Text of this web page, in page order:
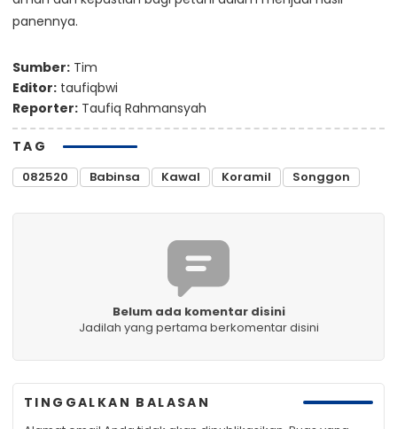
panennya.
Sumber: Tim
Editor: taufiqbwi
Reporter: Taufiq Rahmansyah
TAG
082520 Babinsa Kawal Koramil Songgon
Belum ada komentar disini
Jadilah yang pertama berkomentar disini
TINGGALKAN BALASAN